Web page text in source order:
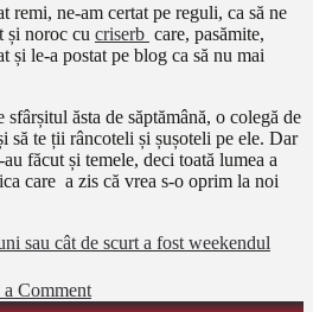
remi, ne-am certat pe reguli, ca să ne
și noroc cu criserb care, pasămite,
și le-a postat pe blog ca să nu mai
ăsta de săptămână, o colegă de
să te ții râncoteli și șușoteli pe ele. Dar
făcut și temele, deci toată lumea a
care a zis că vrea s-o oprim la noi
sau cât de scurt a fost weekendul
Comment